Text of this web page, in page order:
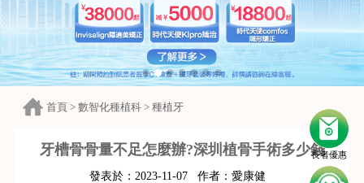
長者優惠
首頁 > 數智化種植科 > 種植牙
牙槽骨骨量不足怎麼辦?深圳植骨手術多少錢
發表於： 2023-11-07 作者： 愛康健